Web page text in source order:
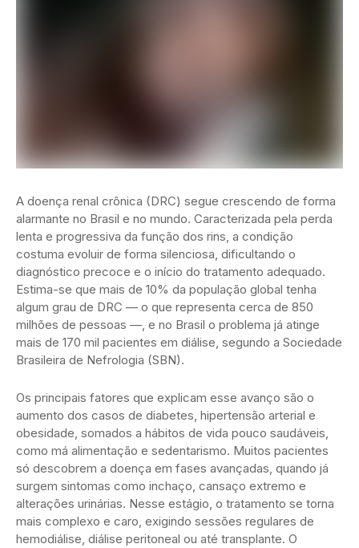
A doença renal crônica (DRC) segue crescendo de forma
alarmante no Brasil e no mundo. Caracterizada pela perda
lenta e progressiva da função dos rins, a condição
costuma evoluir de forma silenciosa, dificultando o
diagnóstico precoce e o início do tratamento adequado.
Estima-se que mais de 10% da população global tenha
algum grau de DRC — o que representa cerca de 850
milhões de pessoas —, e no Brasil o problema já atinge
mais de 170 mil pacientes em diálise, segundo a Sociedade
Brasileira de Nefrologia (SBN).
Os principais fatores que explicam esse avanço são o
aumento dos casos de diabetes, hipertensão arterial e
obesidade, somados a hábitos de vida pouco saudáveis,
como má alimentação e sedentarismo. Muitos pacientes
só descobrem a doença em fases avançadas, quando já
surgem sintomas como inchaço, cansaço extremo e
alterações urinárias. Nesse estágio, o tratamento se torna
mais complexo e caro, exigindo sessões regulares de
hemodiálise, diálise peritoneal ou até transplante. O